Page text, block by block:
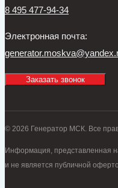
8 495 477-94-34
Электронная почта:
Заказать звонок
© 2026 Генератор МСК. Все
Информация, представленная
и не является публичной